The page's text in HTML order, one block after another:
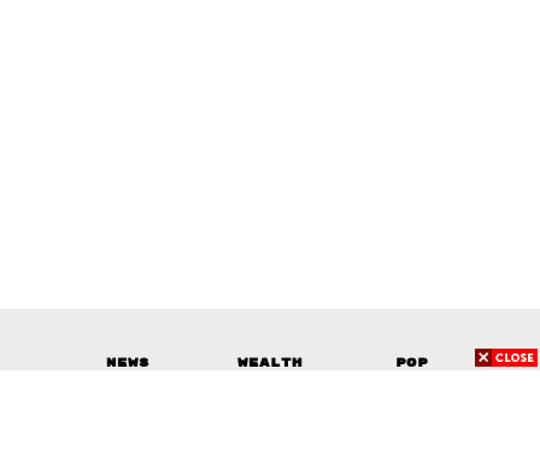
News Wealth
Pop